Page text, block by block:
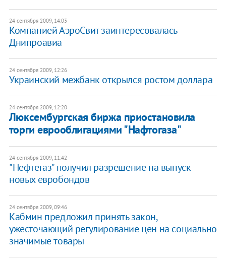
24 сентября 2009, 14:03
Компанией АэроСвит заинтересовалась
Днипроавиа
24 сентября 2009, 12:26
Украинский межбанк открылся ростом доллара
24 сентября 2009, 12:20
Люксембургская биржа приостановила
торги еврооблигациями "Нафтогаза"
24 сентября 2009, 11:42
"Нефтегаз" получил разрешение на выпуск
новых евробондов
24 сентября 2009, 09:46
Кабмин предложил принять закон,
ужесточающий регулирование цен на социально
значимые товары